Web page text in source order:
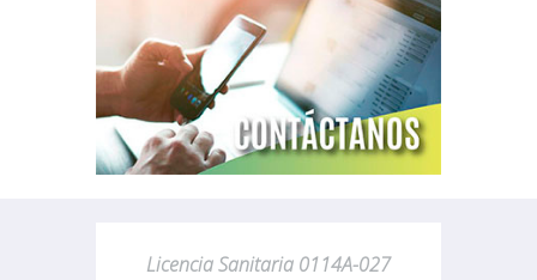
Licencia Sanitaria 0114A-027